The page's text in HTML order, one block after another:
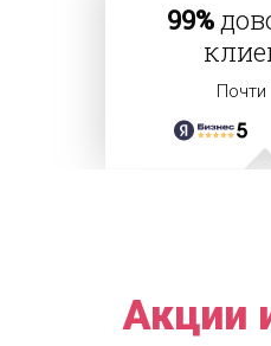
99%
Почти
Акции